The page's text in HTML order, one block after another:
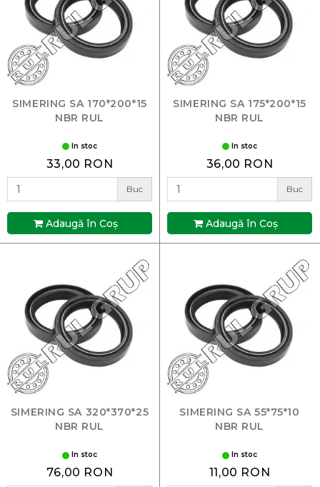
SIMERING SA 170*200*15
NBR RUL
In stoc
33,00 RON
Buc
Adaugă în Coş
SIMERING SA 175*200*15
NBR RUL
In stoc
36,00 RON
Buc
Adaugă în Coş
SIMERING SA 320*370*25
NBR RUL
In stoc
76,00 RON
SIMERING SA 55*75*10
NBR RUL
In stoc
11,00 RON